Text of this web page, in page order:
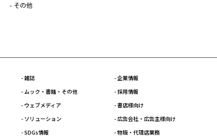
- その他
- 雑誌
- ムック・書籍・その他
- ウェブメディア
- ソリューション
- SDGs情報
- 企業情報
- 採用情報
- 書店様向け
- 広告会社・広告主様向け
- 物販・代理店業務